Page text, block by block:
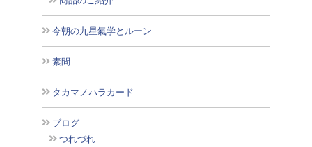
今朝の九星氣学とルーン
素問
タカマノハラカード
ブログ
つれづれ